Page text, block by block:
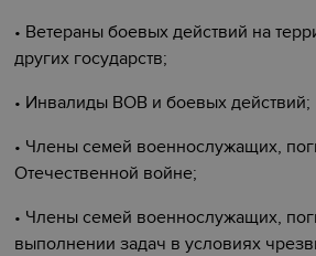
• Ветераны боевых действий на
других государств;
• Инвалиды ВОВ и боевых действий;
• Члены семей военнослужащих,
Отечественной войне;
• Члены семей военнослужащих,
выполнении задач в условиях